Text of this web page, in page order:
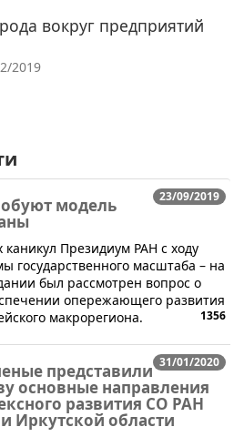
вокруг предприятий
2019
23/09/2019
модель
каникул Президиум РАН с ходу
государственного масштаба – на
был рассмотрен вопрос о
опережающего развития
макрорегиона.
1356
31/01/2020
представили
основные направления
развития СО РАН
Иркутской области